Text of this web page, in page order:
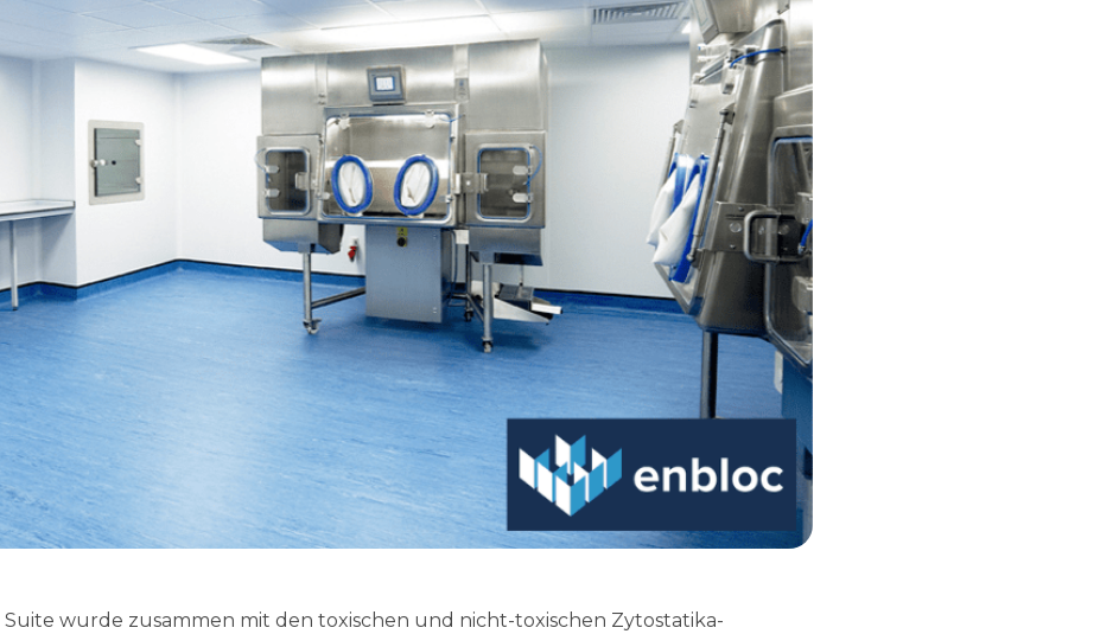
Suite wurde zusammen mit den toxischen und nicht-toxischen Zytostatika-